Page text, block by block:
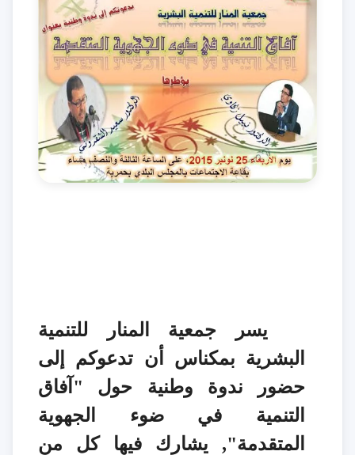
يسر جمعية المنار للتنمية
البشرية بمكناس أن تدعوكم إلى
حضور ندوة وطنية حول " آفاق
التنمية في ضوء الجهوية
المتقدمة", يشارك فيها كل من